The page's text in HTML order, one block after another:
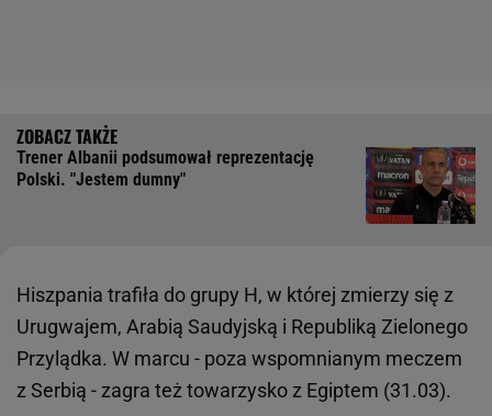
Trener Albanii podsumował reprezentację
Polski. "Jestem dumny"
Hiszpania trafiła do grupy H, w której zmierzy się z
Urugwajem, Arabią Saudyjską i Republiką Zielonego
Przylądka. W marcu - poza wspomnianym meczem
z Serbią - zagra też towarzysko z Egiptem (31.03).